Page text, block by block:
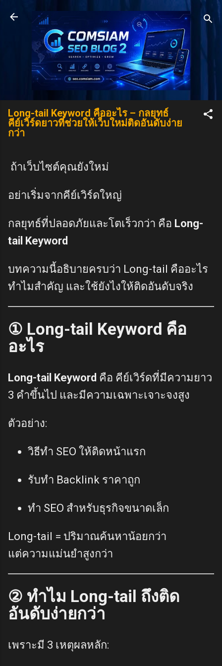
Skip to main content
Long-tail Keyword คืออะไร – กลยุทธ์
คีย์เวิร์ดยาวที่ช่วยให้เว็บใหม่ติดอันดับง่าย
กว่า
ถ้าเว็บไซต์คุณยังใหม่
อย่าเริ่มจากคีย์เวิร์ดใหญ่
กลยุทธ์ที่ปลอดภัยและโตเร็วกว่า คือ Long-
tail Keyword
บทความนี้อธิบายครบว่า Long-tail คืออะไร
ทำไมสำคัญ และใช้ยังไงให้ติดอันดับจริง
① Long-tail Keyword คือ
อะไร
Long-tail Keyword คือ คีย์เวิร์ดที่มีความยาว
3 คำขึ้นไป และมีความเฉพาะเจาะจงสูง
ตัวอย่าง:
วิธีทำ SEO ให้ติดหน้าแรก
รับทำ Backlink ราคาถูก
ทำ SEO สำหรับธุรกิจขนาดเล็ก
Long-tail = ปริมาณค้นหาน้อยกว่า
แต่ความแม่นยำสูงกว่า
② ทำไม Long-tail ถึงติด
อันดับง่ายกว่า
เพราะมี 3 เหตุผลหลัก: